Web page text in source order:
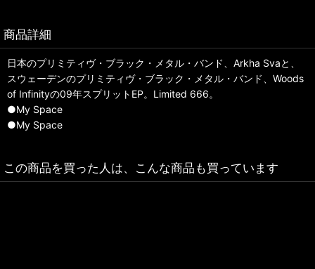
商品詳細
日本のプリミティヴ・ブラック・メタル・バンド、Arkha Svaと、
スウェーデンのプリミティヴ・ブラック・メタル・バンド、Woods
of Infinityの09年スプリットEP。Limited 666。
●My Space
●My Space
この商品を買った人は、こんな商品も買っています